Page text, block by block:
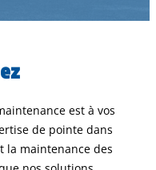
est à vos
de pointe dans
la maintenance des